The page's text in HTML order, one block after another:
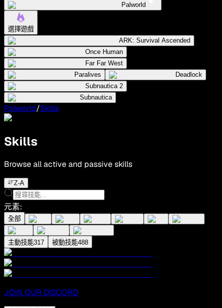
Palworld
選擇遊戲
ARK: Survival Ascended
Once Human
Far Far West
Paralives
Deadlock
Subnautica 2
Subnautica
Palworld/Skills
Skills
Browse all active and passive skills
Z-A
元素:
全部
主動技能317 被動技能488
JOIN OUR DISCORD